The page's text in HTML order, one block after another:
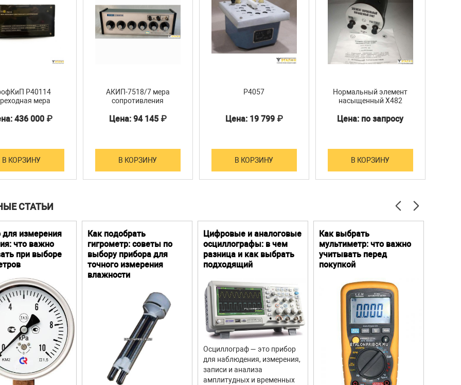
Р40114
мера
436 000 ₽
В КОРЗИНУ
АКИП-7518/7 мера
сопротивления
Цена: 94 145 ₽
В КОРЗИНУ
Р4057
Цена: 19 799 ₽
В КОРЗИНУ
Нормальный элемент
насыщенный Х482
Цена: по запросу
В КОРЗИНУ
СТАТЬИ
для измерения
что важно
при выборе
Как подобрать
гигрометр: советы по
выбору прибора для
точного измерения
влажности
Цифровые и аналоговые
осциллографы: в чем
разница и как выбрать
подходящий
Осциллограф — это прибор
для наблюдения, измерения,
записи и анализа
амплитудных и временных
Как выбрать
мультиметр: что важно
учитывать перед
покупкой